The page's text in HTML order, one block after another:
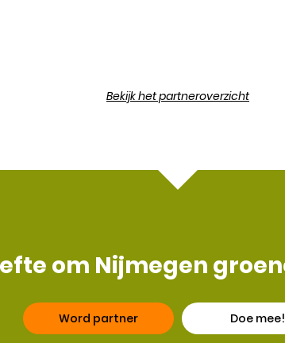
Bekijk het partneroverzicht
om Nijmegen
Word partner Doe mee!